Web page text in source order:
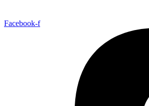
Facebook-f